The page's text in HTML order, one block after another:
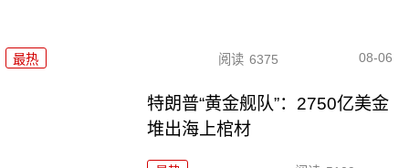
最热 阅读 6375 08-06
特朗普“黄金舰队”：2750亿美金
堆出海上棺材